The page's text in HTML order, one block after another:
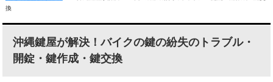
e
b
e i k
換
沖縄鍵屋が解決！バイクの鍵の紛失のトラブル・
開錠・鍵作成・鍵交換